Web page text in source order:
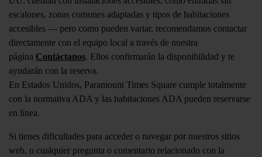
escalones, zonas comunes adaptadas y tipos de habitaciones
accesibles — pero como pueden variar, recomendamos contactar
directamente con el equipo local a través de nuestra
página Contáctanos. Ellos confirmarán la disponibilidad y te
ayudarán con la reserva.
En Estados Unidos, Paramount Times Square cumple totalmente
con la normativa ADA y las habitaciones ADA pueden reservarse
en línea.
Si tienes dificultades para acceder o navegar por nuestros sitios
web, o cualquier pregunta o comentario relacionado con la